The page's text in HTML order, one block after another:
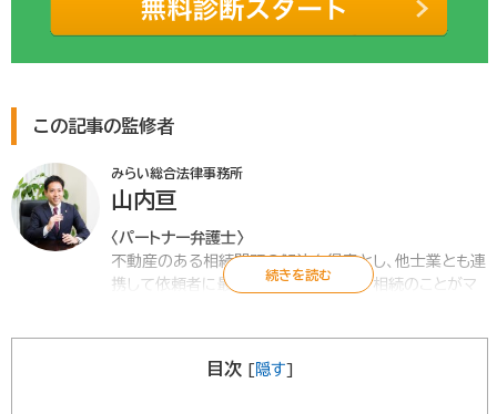
この記事の監修者
みらい総合法律事務所
山内亘
〈パートナー弁護士〉
不動産のある相続問題の解決を得意とし、他士業とも連
携して依頼者に最適な解決を目指す。『相続のことがマ
みらい総合法律事務所
目次 [ 隠す]